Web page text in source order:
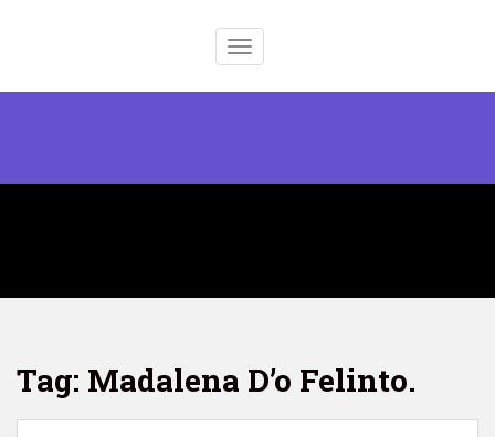
p
a
TOGGLE NAVIGATION
Tag: Madalena D’o Felinto.